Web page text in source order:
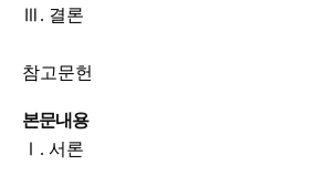
Ⅲ. 결론
참고문헌
본문내용
Ⅰ. 서론